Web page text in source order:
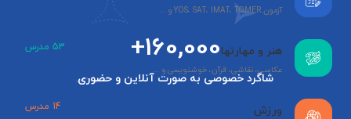
آزمون YOS، SAT، IMAT، TOMER و ...
هنر و مهارتها
عکاسی، نقاشی، قرآن، خوشنویسی و ...
53 مدرس
ورزش 14 مدرس
+160,000
شاگرد خصوصی به صورت آنلاین و حضوری